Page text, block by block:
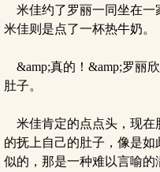
米佳约了罗丽一同坐在一
米佳则是点了一杯热牛奶。
&amp;真的！&amp;罗丽
肚子。
米佳肯定的点点头，现在
的抚上自己的肚子，像是
似的，那是一种难以言喻的